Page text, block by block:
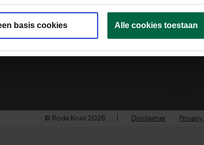
basis cookies Alle cookies toestaan
Zit helpen in jouw DNA? Dan is er
© Rode Kruis 2026 Disclaimer